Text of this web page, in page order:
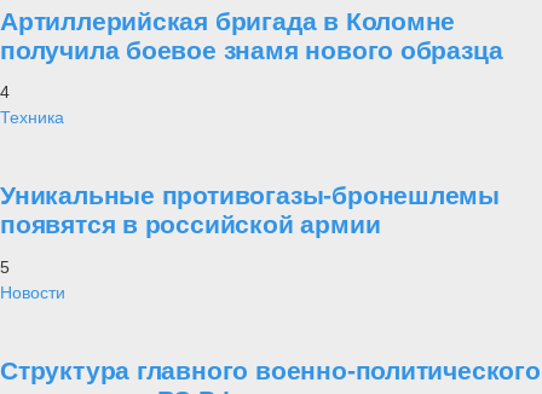
Артиллерийская бригада в Коломне
получила боевое знамя нового образца
4
Техника
Уникальные противогазы-бронешлемы
появятся в российской армии
5
Новости
Структура главного военно-политического